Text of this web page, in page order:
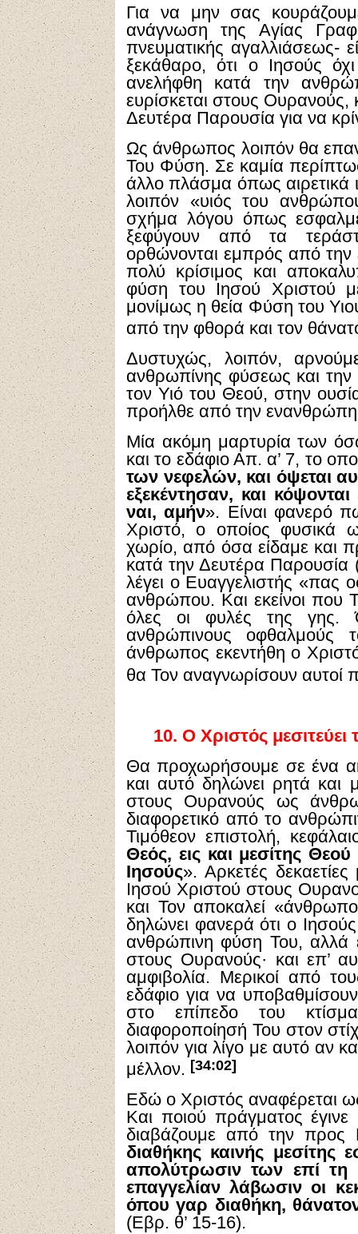
Για να μην σας
ανάγνωση της Αγίας
πνευματικής αγαλλιάσεως-
ξεκάθαρο, ότι ο Ιησούς
ανελήφθη κατά την
ευρίσκεται στους Ουρανούς,
Δευτέρα Παρουσία για να
Ως άνθρωπος λοιπόν θα
Του Φύση. Σε καμία
άλλο πλάσμα όπως αιρετικά
λοιπόν «υιός του
σχήμα λόγου όπως
ξεφύγουν από τα
ορθώνονται εμπρός από την
πολύ κρίσιμος και
φύση του Ιησού Χριστού
μονίμως η θεία Φύση του
από την φθορά και τον
Δυστυχώς, λοιπόν,
ανθρωπίνης φύσεως και
τον Υιό του Θεού, στην
προήλθε από την
Μία ακόμη μαρτυρία των
και το εδάφιο Απ. α’ 7, το
των νεφελών, και όψεται
εξεκέντησαν, και
ναι, αμήν». Είναι φανερό
Χριστό, ο οποίος φυσικά
χωρίο, από όσα είδαμε και
κατά την Δευτέρα Παρουσία
λέγει ο Ευαγγελιστής
ανθρώπου. Και εκείνοι που
όλες οι φυλές της γης.
ανθρώπινους
άνθρωπος εκεντήθη ο
θα Τον αναγνωρίσουν αυτοί
10. Ο Χριστός
Θα προχωρήσουμε σε ένα
και αυτό δηλώνει ρητά και
στους Ουρανούς ως
διαφορετικό από το
Τιμόθεον επιστολή,
Θεός, εις και μεσίτης
Ιησούς». Αρκετές
Ιησού Χριστού στους
και Τον αποκαλεί
δηλώνει φανερά ότι ο
ανθρώπινη φύση Του, αλλά
στους Ουρανούς· και επ’
αμφιβολία. Μερικοί από
εδάφιο για να
στο επίπεδο του
διαφοροποίησή Του στον
λοιπόν για λίγο με αυτό αν
μέλλον. [34:02]
Εδώ ο Χριστός αναφέρεται
Και ποιού πράγματος
διαβάζουμε από την προς
διαθήκης καινής μεσίτης
απολύτρωσιν των επί
επαγγελίαν λάβωσιν οι
όπου γαρ διαθήκη,
(Εβρ. θ’ 15-16).